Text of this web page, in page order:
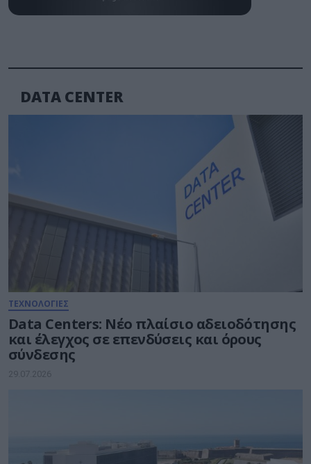
DATA CENTER
ΤΕΧΝΟΛΟΓΙΕΣ
Data Centers: Νέο πλαίσιο αδειοδότησης
και έλεγχος σε επενδύσεις και όρους
σύνδεσης
29.07.2026